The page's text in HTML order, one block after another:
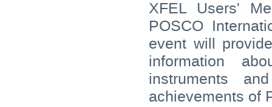
XFEL Users'
POSCO
event will
information
instruments
achievements of